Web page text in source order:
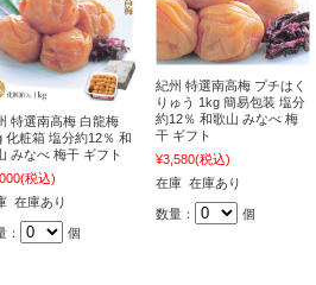
特選南高梅 白龍梅
化粧箱 塩分約12％ 和
みなべ 梅干 ギフト
(税込)
在庫あり
： 個
紀州 特選南高梅 プチはく
りゅう 1kg 簡易包装 塩分
約12％ 和歌山 みなべ 梅
干 ギフト
¥3,580(税込)
在庫 在庫あり
数量： 個